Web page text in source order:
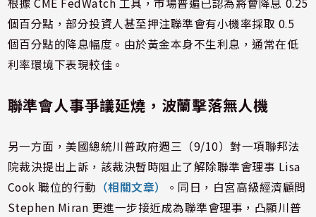
個百分點，部分投資人甚至押注聯準會有小機率採取 0.5
個百分點的降息幅度。由於黃金本身不生利息，通常在低
利率環境下表現較佳。
聯準會人事爭議延燒，波蘭擊落無人機
另一方面，美國總統川普政府週三（9/10）對一項聯邦法
院裁決提出上訴，該裁決暫時阻止了解除聯準會理事 Lisa
Cook 職位的行動 （相關文章）
。同日，白宮高級經濟顧問
Stephen Miran 更進一步接近成為聯準會理事，凸顯川普